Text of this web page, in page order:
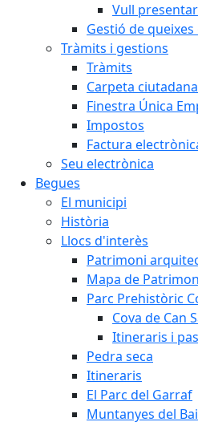
Vull
Gestió de
Tràmits i gestions
Tràmits
Carpeta ciutadana
Finestra Única
Impostos
Factura
Seu electrònica
Begues
El municipi
Història
Llocs d'interès
Patrimoni
Mapa de
Parc Prehistòric
Cova de Can
Itineraris i
Pedra seca
Itineraris
El Parc del Garraf
Muntanyes del